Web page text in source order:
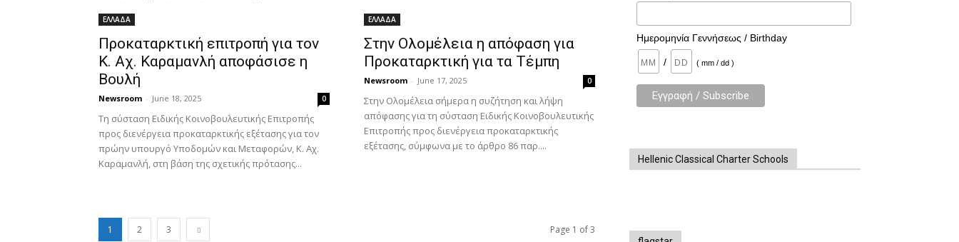
ΕΛΛΑΔΑ
Προκαταρκτική επιτροπή για τον
Κ. Αχ. Καραμανλή αποφάσισε η
Βουλή
Newsroom - June 18, 2025 0
Τη σύσταση Ειδικής Κοινοβουλευτικής Επιτροπής
προς διενέργεια προκαταρκτικής εξέτασης για τον
πρώην υπουργό Υποδομών και Μεταφορών, Κ. Αχ.
Καραμανλή, στη βάση της σχετικής πρότασης...
ΕΛΛΑΔΑ
Στην Ολομέλεια η απόφαση για
Προκαταρκτική για τα Τέμπη
Newsroom - June 17, 2025 0
Στην Ολομέλεια σήμερα η συζήτηση και λήψη
απόφασης για τη σύσταση Ειδικής Κοινοβουλευτικής
Επιτροπής προς διενέργεια προκαταρκτικής
εξέτασης, σύμφωνα με το άρθρο 86 παρ....
1 2 3 Page 1 of 3
Ημερομηνία Γεννήσεως / Birthday
/ ( mm / dd )
Hellenic Classical Charter Schools